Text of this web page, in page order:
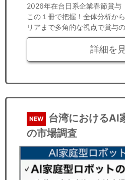
2026年在台日系企業春節賞与
この１冊で把握！全体分析か
リアまで多角的な視点で賞与
詳細を
NEW
台湾におけるAI
の市場調査